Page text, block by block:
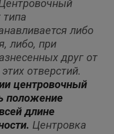
типа
либо
либо, при
друг от
отверстий.
центровочный
положение
длине
Центровка